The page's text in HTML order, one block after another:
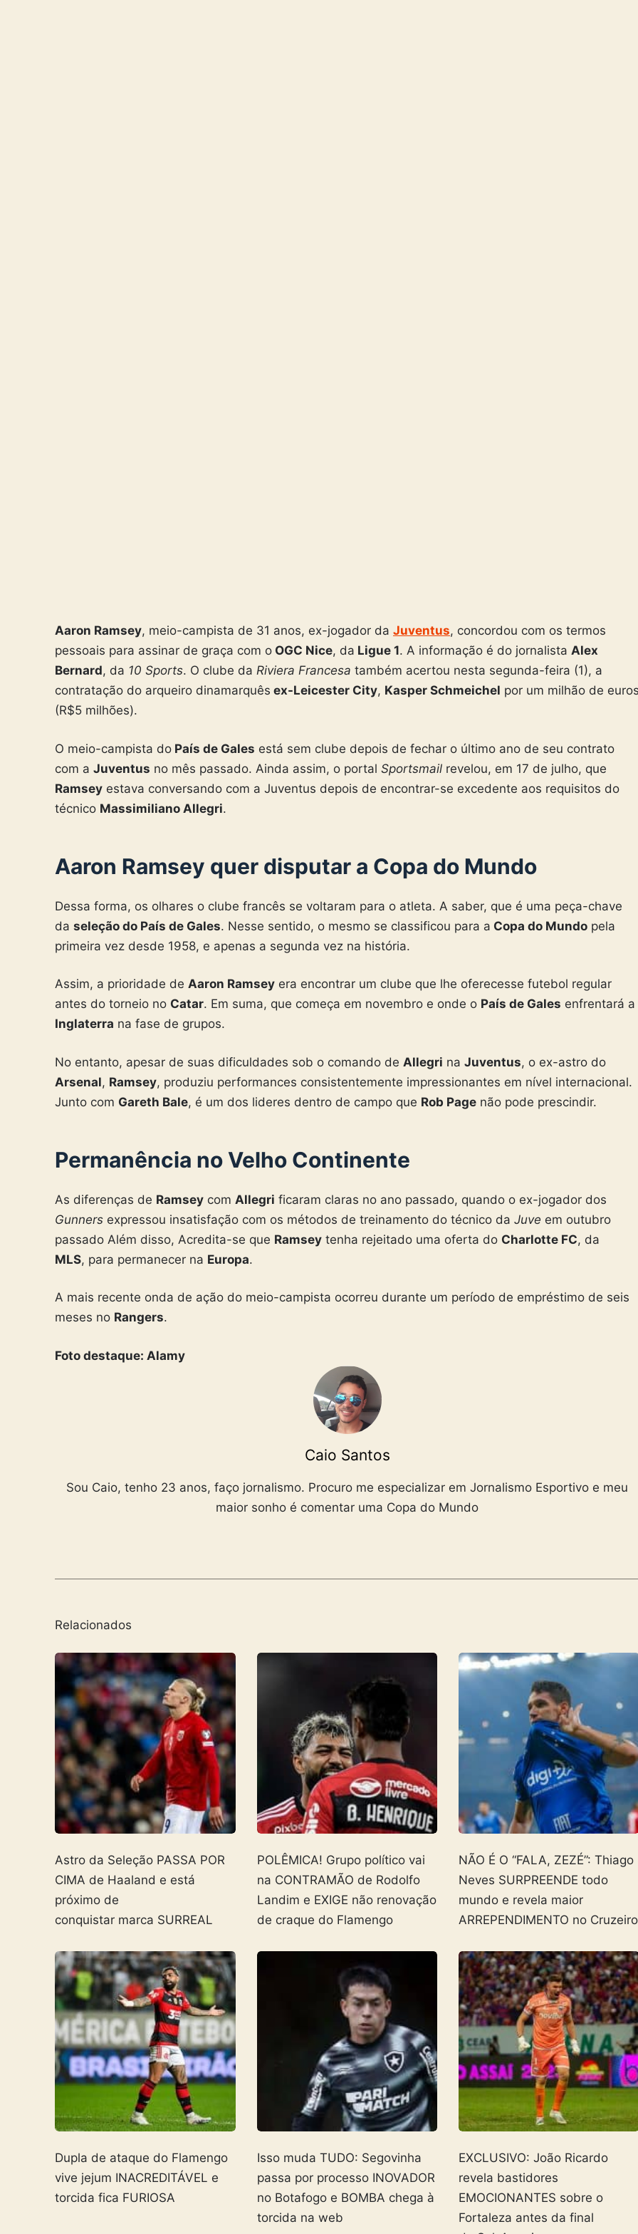
Aaron Ramsey, meio-campista de 31 anos, ex-jogador da Juventus, concordou com os termos
pessoais para assinar de graça com o OGC Nice, da Ligue 1. A informação é do jornalista Alex
Bernard, da 10 Sports. O clube da Riviera Francesa também acertou nesta segunda-feira (1), a
contratação do arqueiro dinamarquês ex-Leicester City, Kasper Schmeichel por um milhão de
(R$5 milhões).
O meio-campista do País de Gales está sem clube depois de fechar o último ano de seu contrato
com a Juventus no mês passado. Ainda assim, o portal Sportsmail revelou, em 17 de julho, que
Ramsey estava conversando com a Juventus depois de encontrar-se excedente aos requisitos do
técnico Massimiliano Allegri.
Aaron Ramsey quer disputar a Copa do Mundo
Dessa forma, os olhares o clube francês se voltaram para o atleta. A saber, que é uma peça-chave
da seleção do País de Gales. Nesse sentido, o mesmo se classificou para a Copa do Mundo pela
primeira vez desde 1958, e apenas a segunda vez na história.
Assim, a prioridade de Aaron Ramsey era encontrar um clube que lhe oferecesse futebol regular
antes do torneio no Catar. Em suma, que começa em novembro e onde o País de Gales enfrentará a
Inglaterra na fase de grupos.
No entanto, apesar de suas dificuldades sob o comando de Allegri na Juventus, o ex-astro do
Arsenal, Ramsey, produziu performances consistentemente impressionantes em nível internacional.
Junto com Gareth Bale, é um dos lideres dentro de campo que Rob Page não pode prescindir.
Permanência no Velho Continente
As diferenças de Ramsey com Allegri ficaram claras no ano passado, quando o ex-jogador dos
Gunners expressou insatisfação com os métodos de treinamento do técnico da Juve em outubro
passado Além disso, Acredita-se que Ramsey tenha rejeitado uma oferta do Charlotte FC, da
MLS, para permanecer na Europa.
A mais recente onda de ação do meio-campista ocorreu durante um período de empréstimo de seis
meses no Rangers.
Foto destaque: Alamy
Caio Santos
Sou Caio, tenho 23 anos, faço jornalismo. Procuro me especializar em Jornalismo Esportivo e meu
maior sonho é comentar uma Copa do Mundo
Relacionados
Astro da Seleção PASSA POR
CIMA de Haaland e está
próximo de
conquistar marca SURREAL
POLÊMICA! Grupo político vai
na CONTRAMÃO de Rodolfo
Landim e EXIGE não renovação
de craque do Flamengo
NÃO É O “FALA, ZEZÉ”: Thiago
Neves SURPREENDE todo
mundo e revela maior
ARREPENDIMENTO no Cruzeiro
Dupla de ataque do Flamengo
vive jejum INACREDITÁVEL e
torcida fica FURIOSA
Isso muda TUDO: Segovinha
passa por processo INOVADOR
no Botafogo e BOMBA chega à
torcida na web
EXCLUSIVO: João Ricardo
revela bastidores
EMOCIONANTES sobre o
Fortaleza antes da final